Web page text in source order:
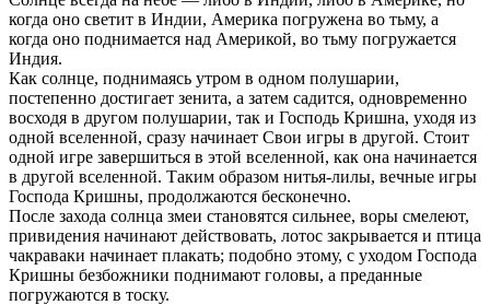
когда оно светит в Индии, Америка погружена во тьму, а
когда оно поднимается над Америкой, во тьму погружается
Индия.
Как солнце, поднимаясь утром в одном полушарии,
постепенно достигает зенита, а затем садится, одновременно
восходя в другом полушарии, так и Господь Кришна, уходя из
одной вселенной, сразу начинает Свои игры в другой. Стоит
одной игре завершиться в этой вселенной, как она начинается
в другой вселенной. Таким образом нитья-лилы, вечные игры
Господа Кришны, продолжаются бесконечно.
После захода солнца змеи становятся сильнее, воры смелеют,
привидения начинают действовать, лотос закрывается и птица
чакраваки начинает плакать; подобно этому, с уходом Господа
Кришны безбожники поднимают головы, а преданные
погружаются в тоску.